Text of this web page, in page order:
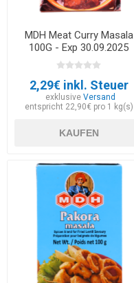
MDH Meat Curry Masala
100G - Exp 30.09.2025
2,29€ inkl. Steuer
exklusiveVersand
entspricht 22,90€ pro 1 kg(s)
KAUFEN